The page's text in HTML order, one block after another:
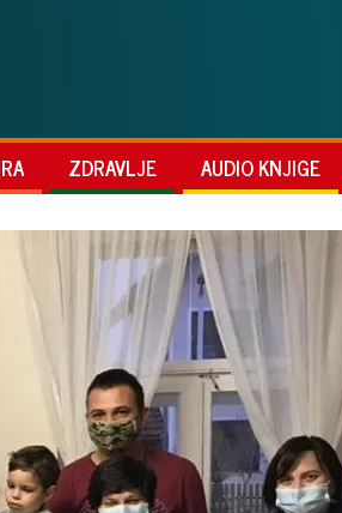
ZDRAVLJE AUDIO KNJIGE